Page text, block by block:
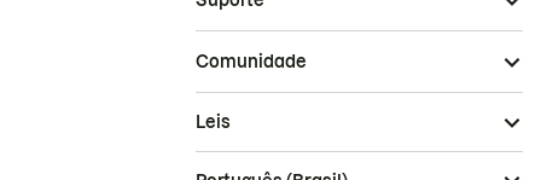
Comunidade
Leis